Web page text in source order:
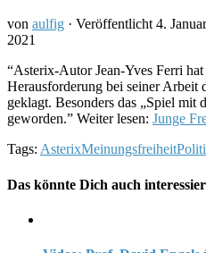
von aulfig · Veröffentlicht4.
2021
“Asterix-Autor Jean-Yves Ferri
Herausforderung bei seiner
geklagt. Besonders das „Spiel mit
geworden.” Weiter lesen: Junge
Tags: AsterixMeinungsfreiheit
Das könnte Dich auch